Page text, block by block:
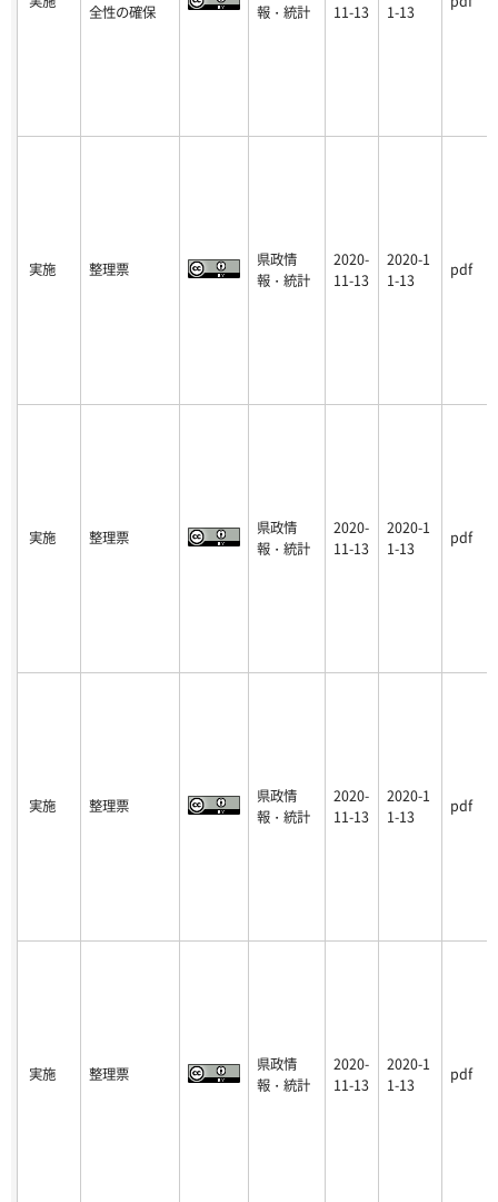
全性の確保
報・統計
11-13
1-13
実施 整理票
県政情
報・統計
2020-
11-13
2020-1
1-13
pdf
実施 整理票
県政情
報・統計
2020-
11-13
2020-1
1-13
pdf
実施 整理票
県政情
報・統計
2020-
11-13
2020-1
1-13
pdf
実施 整理票
県政情
報・統計
2020-
11-13
2020-1
1-13
pdf